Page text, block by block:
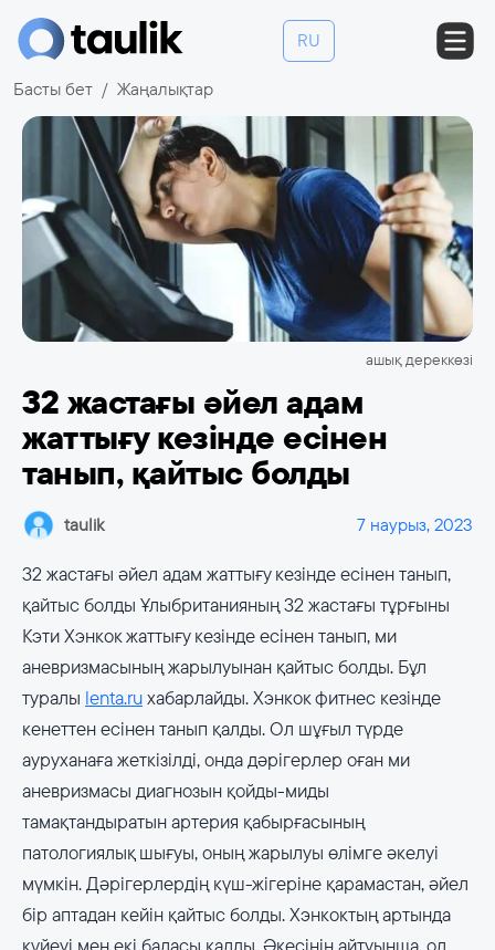
RU
Басты бет Жаңалықтар
ашық дереккөзі
32 жастағы әйел адам
жаттығу кезінде есінен
танып, қайтыс болды
taulik 7 наурыз, 2023
32 жастағы әйел адам жаттығу кезінде есінен танып,
қайтыс болды Ұлыбританияның 32 жастағы тұрғыны
Кэти Хэнкок жаттығу кезінде есінен танып, ми
аневризмасының жарылуынан қайтыс болды. Бұл
туралы lenta.ruхабарлайды. Хэнкок фитнес кезінде
кенеттен есінен танып қалды. Ол шұғыл түрде
ауруханаға жеткізілді, онда дәрігерлер оған ми
аневризмасы диагнозын қойды-миды
тамақтандыратын артерия қабырғасының
патологиялық шығуы, оның жарылуы өлімге әкелуі
мүмкін. Дәрігерлердің күш-жігеріне қарамастан, әйел
бір аптадан кейін қайтыс болды. Хэнкоктың артында